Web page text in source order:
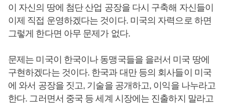
이 자신의 땅에 첨단 산업 공장을 다시 구축해 자신들이
이제 직접 운영하겠다는 것이다. 미국의 자력으로 하면
그렇게 한다면 아무 문제가 없다.
문제는 미국이 한국이나 동맹국들을 을러서 미국 땅에
구현하겠다는 것이다. 한국과 대만 등의 회사들이 미국
에 와서 공장을 짓고, 기술을 공개하고, 이익을 나누라고
한다. 그러면서 중국 등 세계 시장에는 진출하지 말라고